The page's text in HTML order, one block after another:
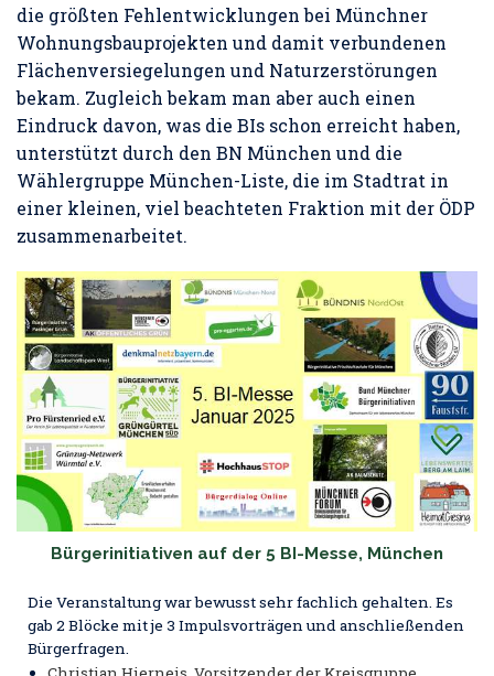
die größten Fehlentwicklungen bei Münchner
Wohnungsbauprojekten und damit verbundenen
Flächenversiegelungen und Naturzerstörungen
bekam. Zugleich bekam man aber auch einen
Eindruck davon, was die BIs schon erreicht haben,
unterstützt durch den BN München und die
Wählergruppe München-Liste, die im Stadtrat in
einer kleinen, viel beachteten Fraktion mit der ÖDP
zusammenarbeitet.
Bürgerinitiativen auf der 5 BI-Messe, München
Die Veranstaltung war bewusst sehr fachlich gehalten. Es
gab 2 Blöcke mit je 3 Impulsvorträgen und anschließenden
Bürgerfragen.